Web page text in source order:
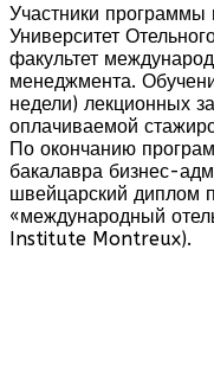
Участники программы
Университет
факультет
менеджмента.
недели) лекционных
оплачиваемой
По окончанию
бакалавра бизнес-
швейцарский диплом
«международный
Institute Montreux).